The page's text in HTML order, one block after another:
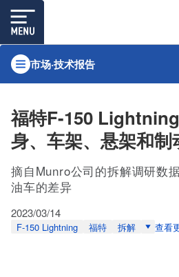
市场·技术报告
福特F-150
身、车架、悬架和制
摘自Munro公司的拆解调研数
油车的差异
2023/03/14
F-150 Lightning 福特 拆解 查看